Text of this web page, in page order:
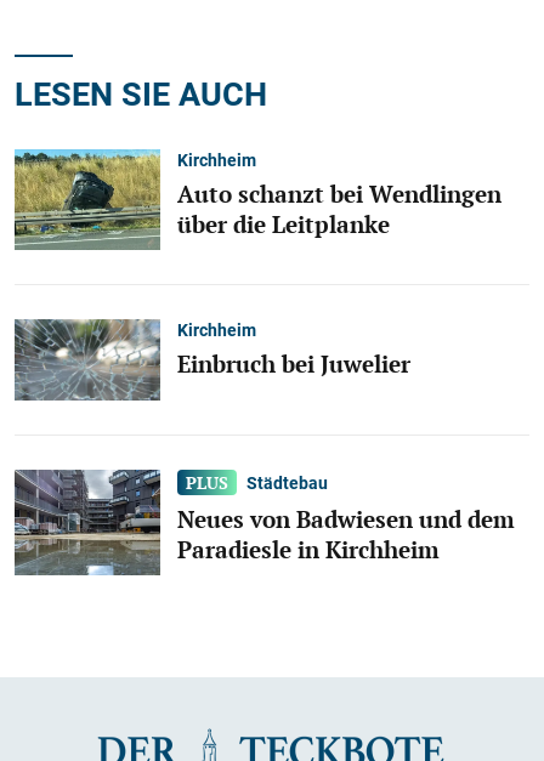
LESEN SIE AUCH
Kirchheim
Auto schanzt bei Wendlingen
über die Leitplanke
Kirchheim
Einbruch bei Juwelier
Städtebau
Neues von Badwiesen und dem
Paradiesle in Kirchheim